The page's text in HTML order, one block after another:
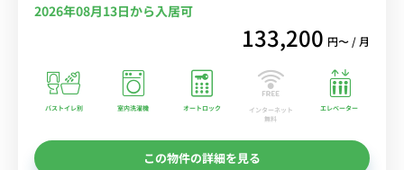
2026年08月13日から入居可
133,200 円〜 / 月
バストイレ別 室内洗濯機 オートロック
インターネット
無料
エレベーター
この物件の詳細を見る